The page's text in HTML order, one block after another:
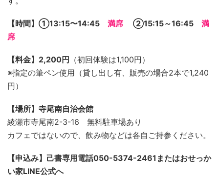
【時間】➀13:15〜14:45 満席 ②15:15～16:45 満
席
【料金】2,200円
（初回体験は1,100円）
※指定の筆ペン使用（貸し出し有、販売の場合2本で1,240
円）
【場所】寺尾南自治会館
綾瀬市寺尾南2-3-16 無料駐車場あり
カフェではないので、飲み物などは各自ご持参ください。
【申込み】己書専用電話050-5374-2461またはおせっか
い家LINE公式へ